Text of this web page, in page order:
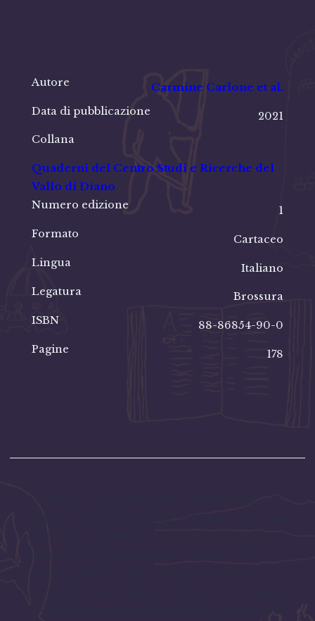
Autore
Carmine Carlone et al.
Data di pubblicazione
2021
Collana
Quaderni del Centro Studi e Ricerche del
Vallo di Diano
Numero edizione
1
Formato
Cartaceo
Lingua
Italiano
Legatura
Brossura
ISBN
88-86854-90-0
Pagine
178
del Vallo di Diano; Emilio Sarli, Un’epistola della